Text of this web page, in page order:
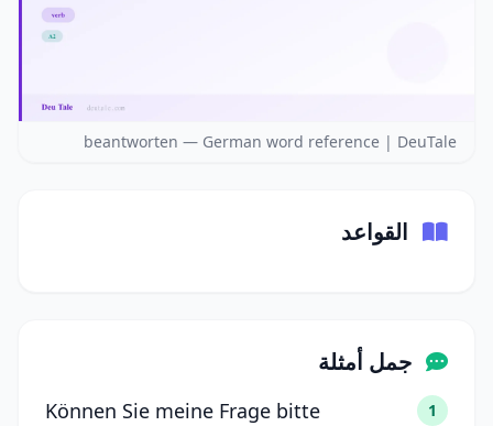
beantworten — German word reference | DeuTale
القواعد
جمل أمثلة
1
Können Sie meine Frage bitte